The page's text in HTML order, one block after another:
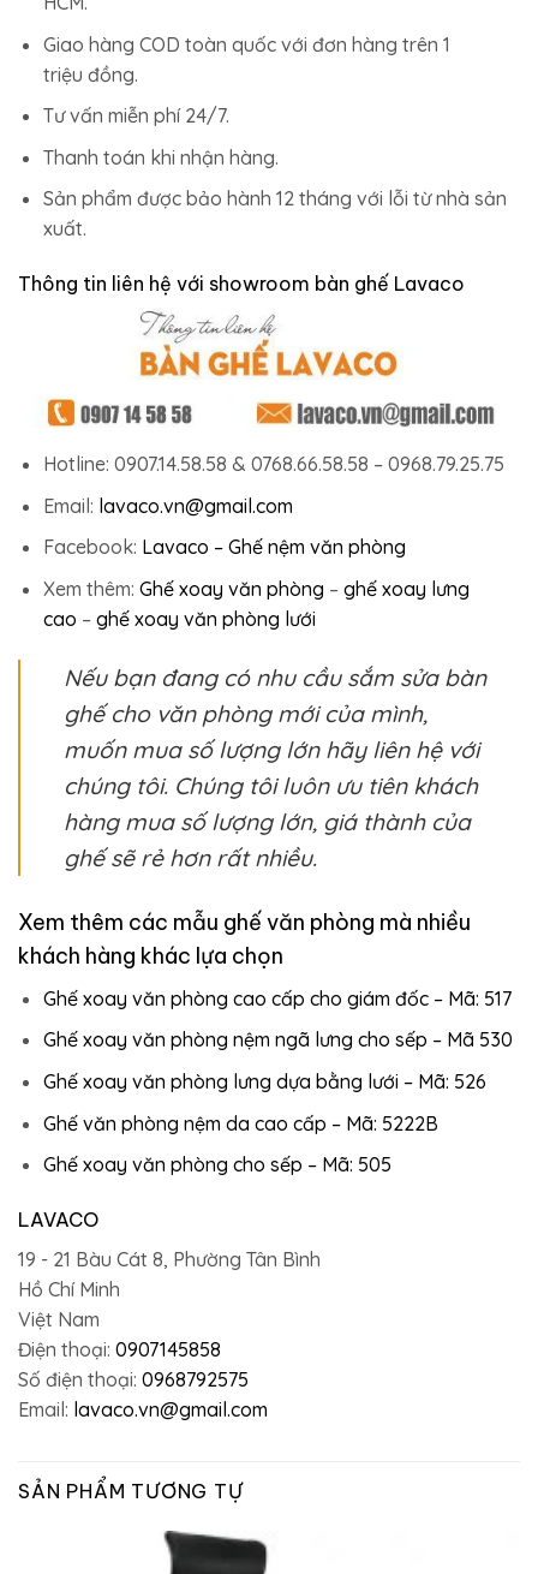
Giao hàng COD toàn quốc với đơn hàng trên 1
triệu đồng.
Tư vấn miễn phí 24/7.
Thanh toán khi nhận hàng.
Sản phẩm được bảo hành 12 tháng với lỗi từ nhà sản
xuất.
Thông tin liên hệ với showroom bàn ghế Lavaco
Hotline: 0907.14.58.58 & 0768.66.58.58 – 0968.79.25.75
Email: lavaco.vn@gmail.com
Facebook: Lavaco – Ghế nệm văn phòng
Xem thêm: Ghế xoay văn phòng – ghế xoay lưng
cao – ghế xoay văn phòng lưới
Nếu bạn đang có nhu cầu sắm sửa bàn
ghế cho văn phòng mới của mình,
muốn mua số lượng lớn hãy liên hệ với
chúng tôi. Chúng tôi luôn ưu tiên khách
hàng mua số lượng lớn, giá thành của
ghế sẽ rẻ hơn rất nhiều.
Xem thêm các mẫu ghế văn phòng mà nhiều
khách hàng khác lựa chọn
Ghế xoay văn phòng cao cấp cho giám đốc – Mã: 517
Ghế xoay văn phòng nệm ngã lưng cho sếp – Mã 530
Ghế xoay văn phòng lưng dựa bằng lưới – Mã: 526
Ghế văn phòng nệm da cao cấp – Mã: 5222B
Ghế xoay văn phòng cho sếp – Mã: 505
LAVACO
19 - 21 Bàu Cát 8, Phường Tân Bình
Hồ Chí Minh
Việt Nam
Điện thoại: 0907145858
Số điện thoại: 0968792575
Email: lavaco.vn@gmail.com
SẢN PHẨM TƯƠNG TỰ